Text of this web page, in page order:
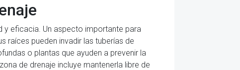
y eficacia. Un aspecto importante para
raíces pueden invadir las tuberías de
o plantas que ayuden a prevenir la
de drenaje incluye mantenerla libre de